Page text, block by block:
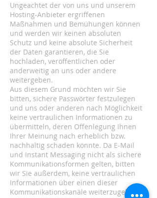
Ungeachtet der von uns und unserem
Hosting-Anbieter ergriffenen
Maßnahmen und Bemühungen können
und werden wir keinen absoluten
Schutz und keine absolute Sicherheit
der Daten garantieren, die Sie
hochladen, veröffentlichen oder
anderweitig an uns oder andere
weitergeben.
Aus diesem Grund möchten wir Sie
bitten, sichere Passwörter festzulegen
und uns oder anderen nach Möglichkeit
keine vertraulichen Informationen zu
übermitteln, deren Offenlegung Ihnen
Ihrer Meinung nach erheblich bzw.
nachhaltig schaden könnte. Da E-Mail
und Instant Messaging nicht als sichere
Kommunikationsformen gelten, bitten
wir Sie außerdem, keine vertraulichen
Informationen über einen dieser
Kommunikationskanäle weiterzugeben.